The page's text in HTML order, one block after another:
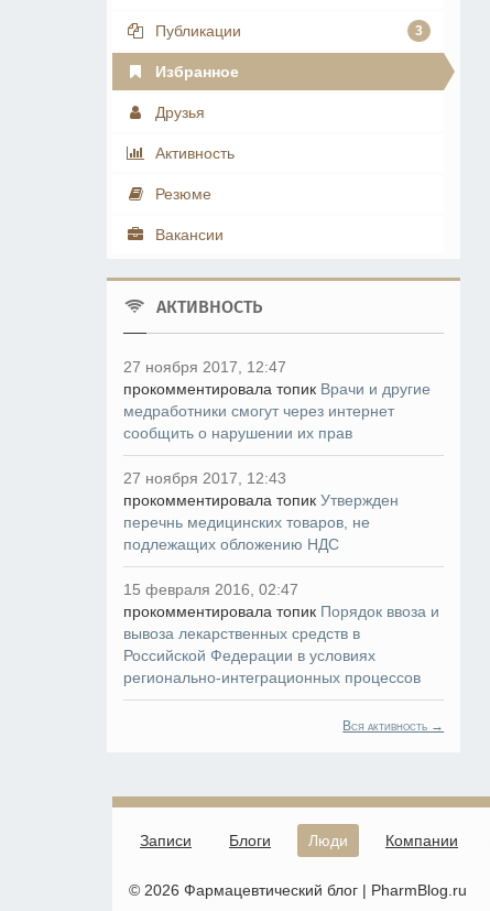
Публикации 3
Избранное
Друзья
Активность
Резюме
Вакансии
АКТИВНОСТЬ
27 ноября 2017, 12:47
прокомментировала топик Врачи и другие
медработники смогут через интернет
сообщить о нарушении их прав
27 ноября 2017, 12:43
прокомментировала топик Утвержден
перечнь медицинских товаров, не
подлежащих обложению НДС
15 февраля 2016, 02:47
прокомментировала топик Порядок ввоза и
вывоза лекарственных средств в
Российской Федерации в условиях
регионально-интеграционных процессов
Вся активность →
Записи Блоги Люди Компании
© 2026 Фармацевтический блог | PharmBlog.ru